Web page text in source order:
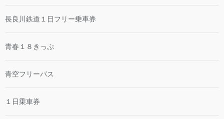
長良川鉄道１日フリー乗車券
青春１８きっぷ
青空フリーパス
１日乗車券